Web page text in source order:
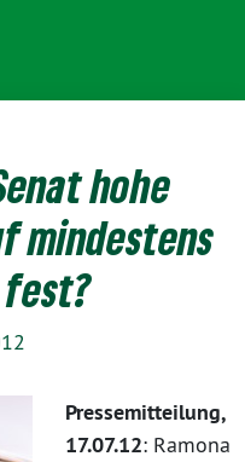
hohe
mindestens
Pressemitteilung,
17.07.12: Ramona